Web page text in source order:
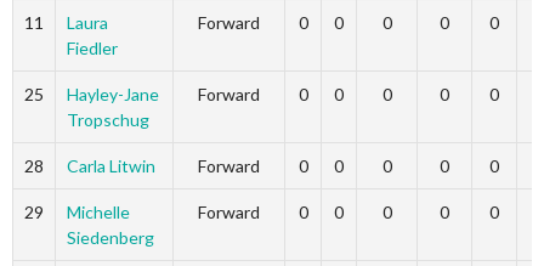
11
Laura
Fiedler
Forward 0 0 0 0 0
25
Hayley-Jane
Tropschug
Forward 0 0 0 0 0
28 Carla Litwin Forward 0 0 0 0 0
29
Michelle
Siedenberg
Forward 0 0 0 0 0